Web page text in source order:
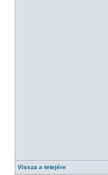
Vissza a tetejére